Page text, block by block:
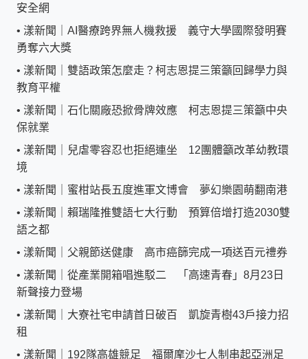
安全網
• 漾新聞｜AI醫療跨界無人機救援 義守大學國際發明賽
勇奪六大獎
• 漾新聞｜雙語政策怎麼走？柯志恩提三策籲回歸學力與
教育平權
• 漾新聞｜石化關廠恐掀骨牌效應 柯志恩提三策籲中央
保就業
• 漾新聞｜兒虐零容忍也拒絕連坐 12團體籲改革幼教環
境
• 漾新聞｜蜜柑站長五度進軍文博會 夢幻樂園萌翻南港
• 漾新聞｜賴瑞隆推雙語七大行動 預算倍增打造2030雙
語之都
• 漾新聞｜父親節送健康 高市癌篩完成一項送百元禮券
• 漾新聞｜從產業開箱唱進駁二 「高速青春」8月23日
新聲接力登場
• 漾新聞｜大寮社宅申請首日破百 凱旋青樹43戶接力招
租
• 漾新聞｜192隊高雄競足 福爾摩沙七人制串起亞洲足